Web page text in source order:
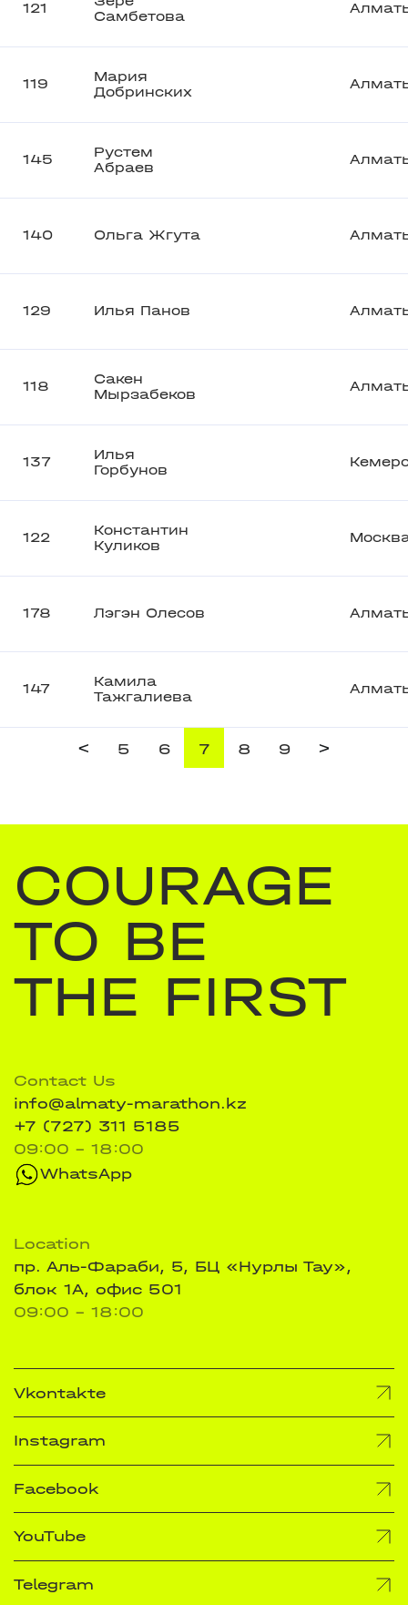
121
Самбетова
119
Мария
Добринских
145
Рустем
Абраев
140 Ольга Жгута
129 Илья Панов
118
Сакен
Мырзабеков
137
Илья
Горбунов
122
Константин
Куликов
178 Лэгэн Олесов
147
Камила
Тажгалиева
< 5 6 7 8 9 >
COURAGE
TO BE
THE FIRST
Contact Us
info@almaty-marathon.kz
+7 (727) 311 5185
09:00 - 18:00
WhatsApp
Location
пр. Аль-Фараби, 5, БЦ «Нурлы Тау»,
блок 1А, офис 501
09:00 - 18:00
Vkontakte
Instagram
Facebook
YouTube
Telegram